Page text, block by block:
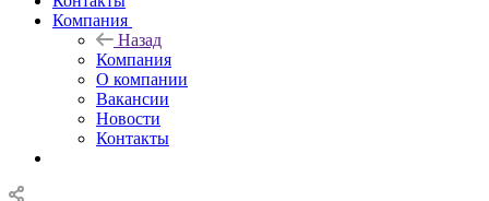
Компания
Назад
Компания
О компании
Вакансии
Новости
Контакты